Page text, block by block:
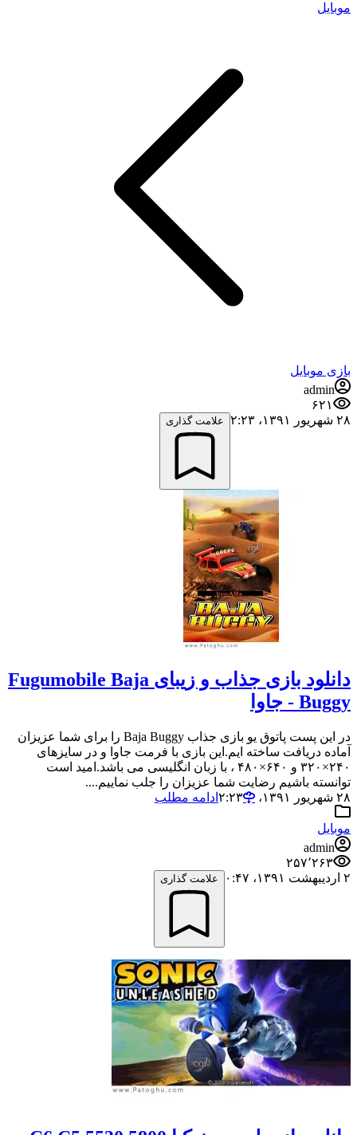
موبایل
بازی موبایل
admin
۶۲۱
۲۸ شهریور ۱۳۹۱،‏ ۲:۲۳
علامت گذاری
دانلود بازی جذاب و زیبای Fugumobile Baja
Buggy - جاوا
در این پست پاتوق یو بازی جذاب Baja Buggy را برای شما عزیزان
آماده دریافت ساخته ایم.این بازی با فرمت جاوا و در سایزهای
۲۴۰×۳۲۰ و ۶۴۰×۴۸۰ ، با زبان انگلیسی می باشد.امید است
توانسته باشیم رضایت شما عزیزان را جلب نماییم....
۲۸ شهریور ۱۳۹۱،‏ ۲:۲۳
ادامه مطلب
موبایل
admin
۲۵۷٬۲۶۳
۲ اردیبهشت ۱۳۹۱،‏ ۰:۴۷
علامت گذاری